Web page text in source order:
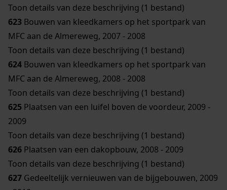
Toon details van deze beschrijving (1 bestand)
623 Bouwen van kleedkamers op het sportpark van
MFC aan de Almereweg, 2007 - 2008
Toon details van deze beschrijving (1 bestand)
624 Bouwen van kleedkamers op het sportpark van
MFC aan de Almereweg, 2008 - 2008
Toon details van deze beschrijving (1 bestand)
625 Plaatsen van een luifel boven de voordeur, 2009 -
2009
Toon details van deze beschrijving (1 bestand)
626 Plaatsen van een dakopbouw, 2008 - 2009
Toon details van deze beschrijving (1 bestand)
627 Gedeeltelijk vernieuwen van de bijgebouwen, 2009